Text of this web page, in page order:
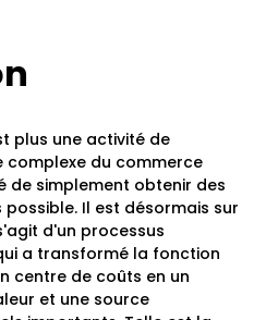
plus une activité de
complexe du commerce
de simplement obtenir des
Il est désormais sur
d'un processus
a transformé la fonction
centre de coûts en un
et une source